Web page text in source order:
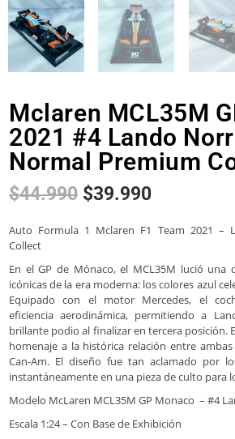
Mclaren MCL35M
2021 #4 Lando
Normal Premium
$44.990 $39.990
Auto Formula 1 Mclaren F1 Team 2021 –
Collect
En el GP de Mónaco, el MCL35M lució una
icónicas de la era moderna: los colores azul
Equipado con el motor Mercedes, el
eficiencia aerodinámica, permitiendo a
brillante podio al finalizar en tercera posición.
homenaje a la histórica relación entre
Can-Am. El diseño fue tan aclamado por
instantáneamente en una pieza de culto para
Modelo McLaren MCL35M GP Monaco – #4
Escala 1:24 – Con Base de Exhibición